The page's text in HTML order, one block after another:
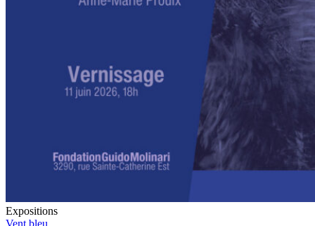
Expositions
Vent bleu